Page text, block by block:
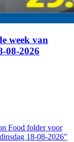
week van
08-2026
Food folder voor
18-08-2026"